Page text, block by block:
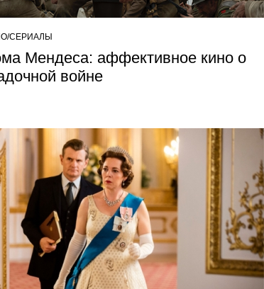
СЕРИАЛЫ
Мендеса: аффективное кино о
войне